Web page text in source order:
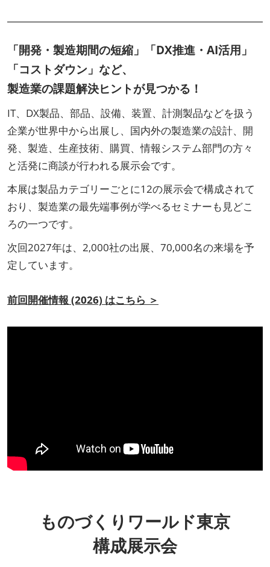
「開発・製造期間の短縮」「DX推進・AI活用」
「コストダウン」など、
製造業の課題解決ヒントが見つかる！
IT、DX製品、部品、設備、装置、計測製品などを扱う
企業が世界中から出展し、国内外の製造業の設計、開
発、製造、生産技術、購買、情報システム部門の方々
と活発に商談が行われる展示会です。
本展は製品カテゴリーごとに12の展示会で構成されて
おり、製造業の最先端事例が学べるセミナーも見どこ
ろの一つです。
次回2027年は、2,000社の出展、70,000名の来場を予
定しています。
前回開催情報 (2026) はこちら ＞
ものづくりワールド東京
構成展示会